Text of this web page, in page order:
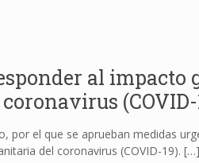
al impacto
(COVID-
por el que se aprueban medidas
del coronavirus (COVID-19). […]